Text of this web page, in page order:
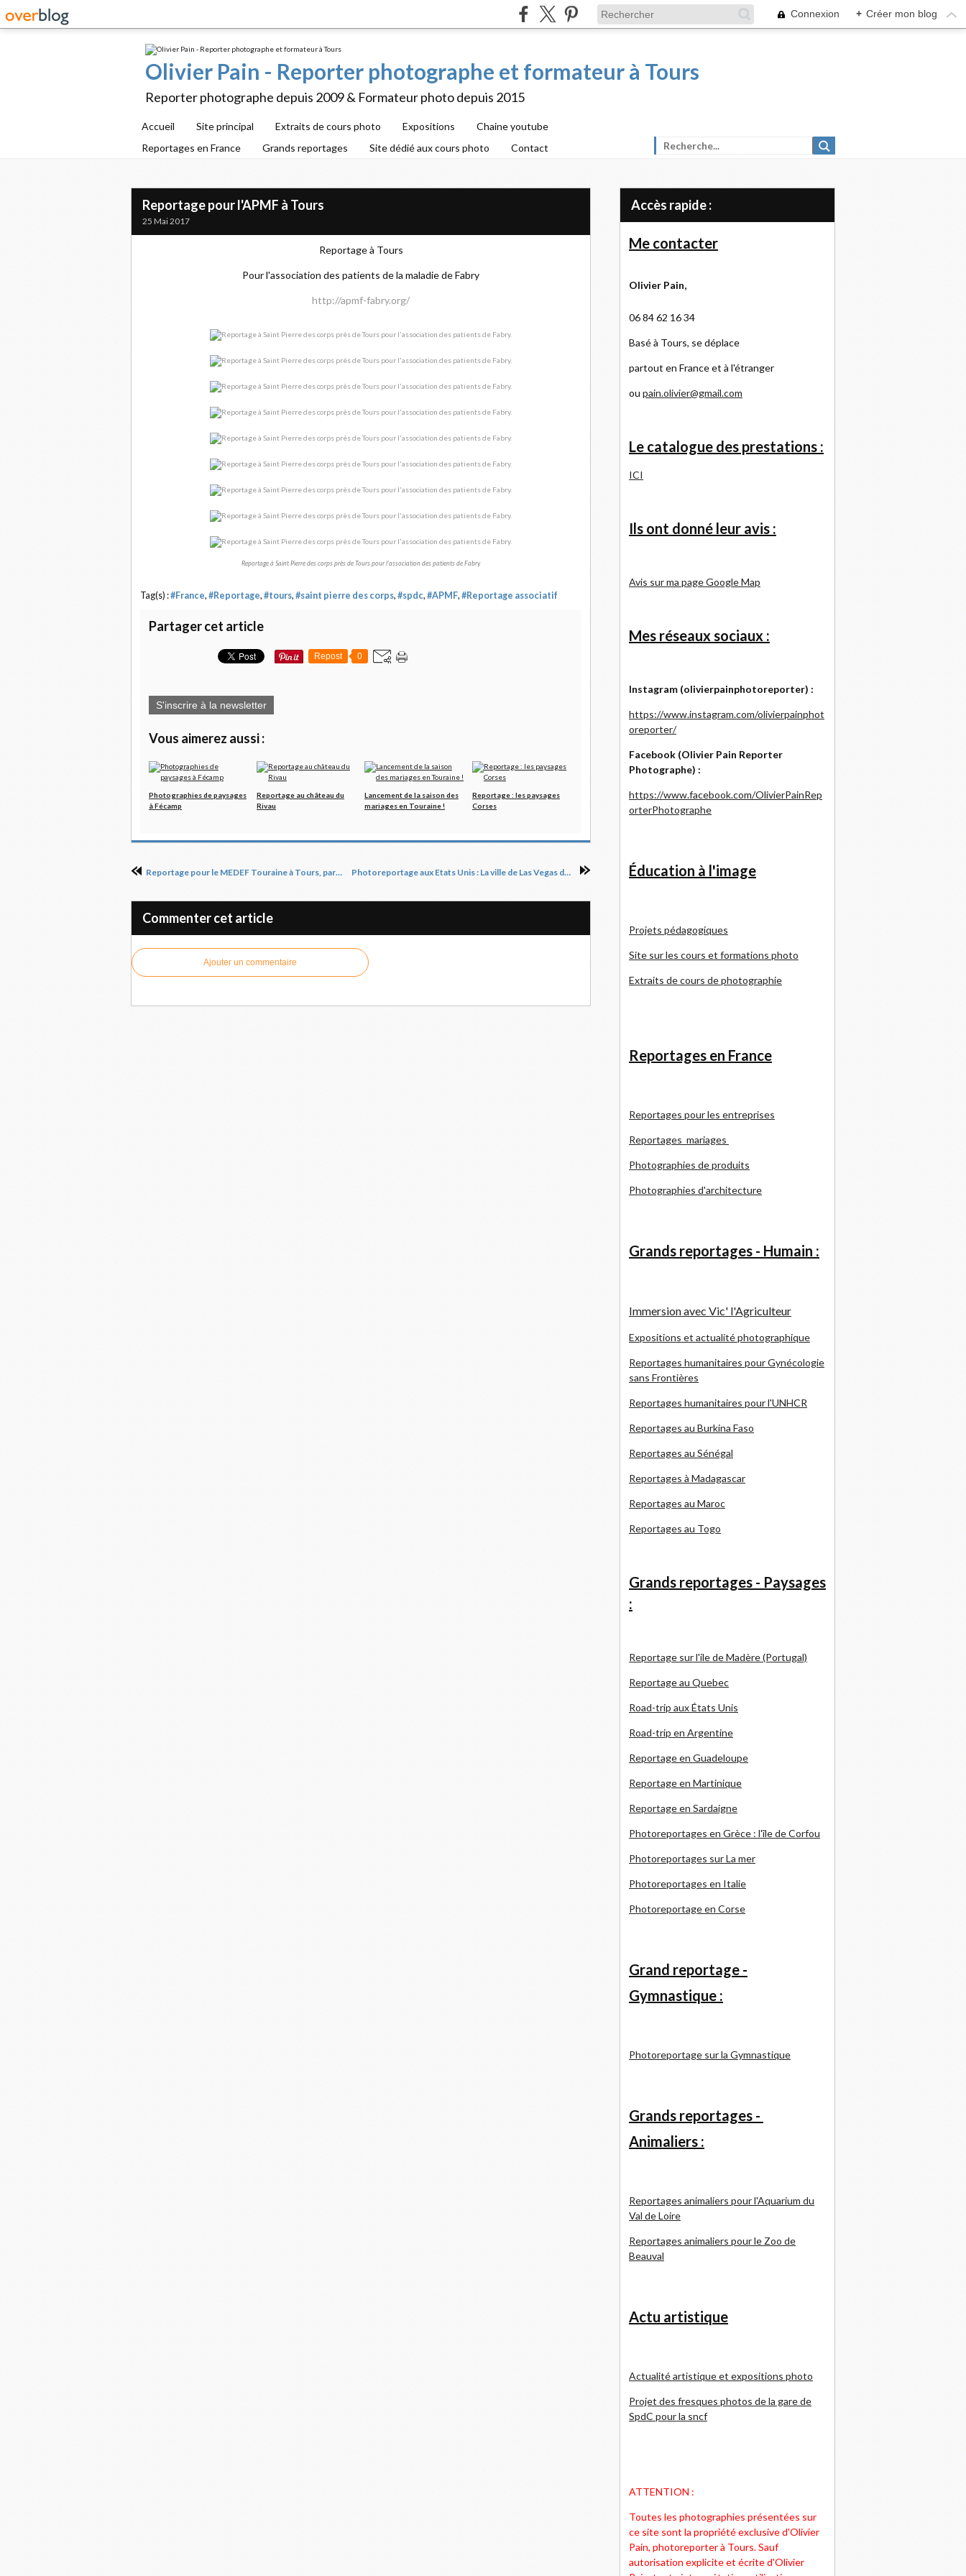
Connexion + Créer mon blog
Olivier Pain - Reporter photographe et formateur à Tours
Reporter photographe depuis 2009 & Formateur photo depuis 2015
Accueil Site principal Extraits de cours photo Expositions
Chaine youtube
Reportages en France
Grands reportages Site dédié aux cours photo Contact
Reportage pour l'APMF à Tours
25 Mai 2017
Reportage à Tours
Pour l'association des patients de la maladie de Fabry
http://apmf-fabry.org/
Reportage à Saint Pierre des corps près de Tours pour l'association des patients de Fabry.
Tag(s) :#France, #Reportage, #tours, #saint pierre des corps, #spdc, #APMF, #Reportage associatif
Partager cet article
Repost 0
S'inscrire à la newsletter
Vous aimerez aussi :
Photographies de paysages
à Fécamp
Reportage au château du
Rivau
Lancement de la saison des
mariages en Touraine !
Reportage : les paysages
Corses
Reportage pour le MEDEF Touraine à Tours, partie 2 Photoreportage aux Etats Unis : La ville de Las Vegas de nuit
Commenter cet article
Ajouter un commentaire
Accès rapide :
Me contacter
Olivier Pain,
06 84 62 16 34
Basé à Tours, se déplace
partout en France et à l'étranger
ou pain.olivier@gmail.com
Le catalogue des prestations :
ICI
Ils ont donné leur avis :
Avis sur ma page Google Map
Mes réseaux sociaux :
Instagram (olivierpainphotoreporter) :
https://www.instagram.com/olivierpainphot
oreporter/
Facebook (Olivier Pain Reporter
Photographe) :
https://www.facebook.com/OlivierPainRep
orterPhotographe
Éducation à l'image
Projets pédagogiques
Site sur les cours et formations photo
Extraits de cours de photographie
Reportages en France
Reportages pour les entreprises
Reportages mariages
Photographies de produits
Photographies d'architecture
Grands reportages - Humain :
Immersion avec Vic' l'Agriculteur
Expositions et actualité photographique
Reportages humanitaires pour Gynécologie
sans Frontières
Reportages humanitaires pour l'UNHCR
Reportages au Burkina Faso
Reportages au Sénégal
Reportages à Madagascar
Reportages au Maroc
Reportages au Togo
Grands reportages - Paysages
:
Reportage sur l'ile de Madère (Portugal)
Reportage au Quebec
Road-trip aux États Unis
Road-trip en Argentine
Reportage en Guadeloupe
Reportage en Martinique
Reportage en Sardaigne
Photoreportages en Grèce : l'île de Corfou
Photoreportages sur La mer
Photoreportages en Italie
Photoreportage en Corse
Grand reportage -
Gymnastique :
Photoreportage sur la Gymnastique
Grands reportages -
Animaliers :
Reportages animaliers pour l'Aquarium du
Val de Loire
Reportages animaliers pour le Zoo de
Beauval
Actu artistique
Actualité artistique et expositions photo
Projet des fresques photos de la gare de
SpdC pour la sncf
ATTENTION :
Toutes les photographies présentées sur
ce site sont la propriété exclusive d'Olivier
Pain, photoreporter à Tours. Sauf
autorisation explicite et écrite d'Olivier